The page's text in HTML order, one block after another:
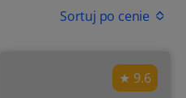
Sortuj po cenie
9.6